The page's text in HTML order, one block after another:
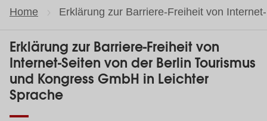
Home Current page:
Erklärung zur Barriere-Freiheit von
Erklärung zur Barriere-Freiheit von
Internet-Seiten von der Berlin Tourismus
und Kongress GmbH in Leichter
Sprache